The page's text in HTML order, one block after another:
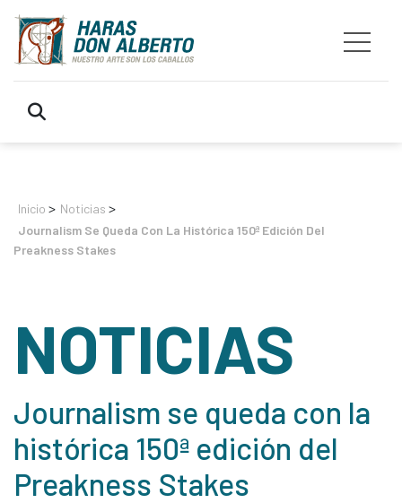
Inicio > Noticias >
Journalism Se Queda Con La Histórica 150ª Edición Del
Preakness Stakes
NOTICIAS
Journalism se queda con la
histórica 150ª edición del
Preakness Stakes